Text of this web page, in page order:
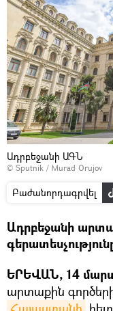
Ադրբեջանի ԱԳՆ
© Sputnik / Murad Orujov
Բաժանորդագրվել
Ադրբեջանի
ԵՐԵՎԱՆ, 14
արտաքին